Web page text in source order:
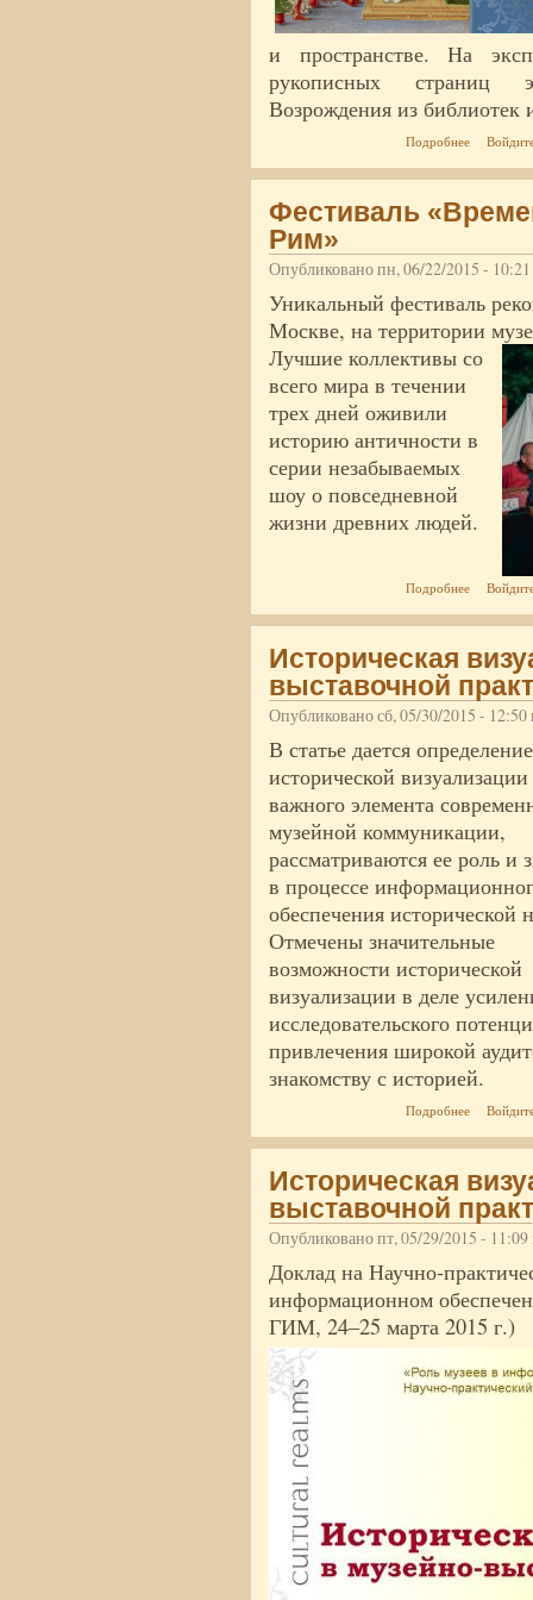
и пространстве. На
рукописных страниц
Возрождения из библиотек
Подробнее о
Фестиваль
Рим»
Опубликовано пн, 06/22/2015 -
Уникальный фестиваль
Москве, на территории
Лучшие коллективы со
всего мира в течении
трех дней оживили
историю античности в
серии незабываемых
шоу о повседневной
жизни древних людей.
Подробнее о
Историческая
выставочной
Опубликовано сб, 05/30/2015 - 12:50
В статье дается определение
исторической
важного элемента
музейной коммуникации,
рассматриваются ее роль и
в процессе
обеспечения исторической
Отмечены значительные
возможности исторической
визуализации в деле
исследовательского
привлечения широкой
знакомству с историей.
Подробнее о
Историческая
выставочной
Опубликовано пт, 05/29/2015 - 11:09
Доклад на Научно-
информационном
ГИМ, 24–25 марта 2015 г.)